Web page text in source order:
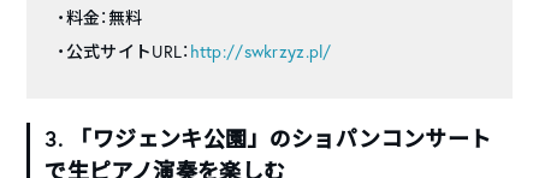
・料金：無料
・公式サイトURL： http://swkrzyz.pl/
3. 「ワジェンキ公園」のショパンコンサート
で生ピアノ演奏を楽しむ